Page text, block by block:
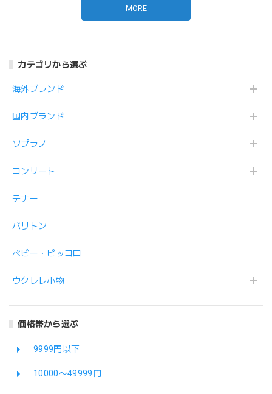
カテゴリから選ぶ
海外ブランド
国内ブランド
ソプラノ
コンサート
テナー
バリトン
ベビー・ピッコロ
ウクレレ小物
価格帯から選ぶ
9999円以下
10000〜49999円
MORE